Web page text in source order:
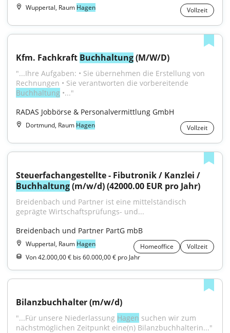
Wuppertal, Raum Hagen Vollzeit
Kfm. Fachkraft Buchhaltung (M/W/D)
"...Ihre Aufgaben: • Sie übernehmen die Erstellung von
Buchhaltung •..."
RADAS Jobbörse & Personalvermittlung GmbH
Dortmund, Raum Hagen Vollzeit
Buchhaltung (m/w/d) (42000.00 EUR pro Jahr)
Breidenbach und Partner ist eine mittelständisch
geprägte Wirtschaftsprüfungs- und...
Breidenbach und Partner PartG mbB
Wuppertal, Raum Hagen Homeoffice
Vollzeit
Von 42.000,00 € bis 60.000,00 € pro Jahr
Bilanzbuchhalter (m/w/d)
"...Für unsere Niederlassung Hagen suchen wir zum
nächstmöglichen Zeitpunkt eine(n) Bilanzbuchhalterin..."